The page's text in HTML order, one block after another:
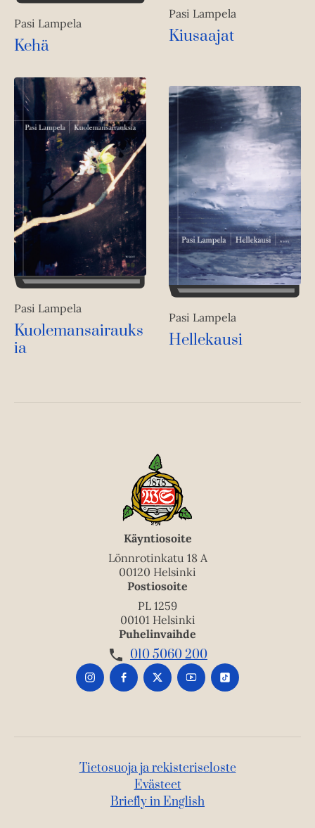
Pasi Lampela
Kehä
Pasi Lampela
Kiusaajat
Pasi Lampela
Kuolemansairauks
ia
Pasi Lampela
Hellekausi
Käyntiosoite
Lönnrotinkatu 18 A
00120 Helsinki
Postiosoite
PL 1259
00101 Helsinki
Puhelinvaihde
010 5060 200
Tietosuoja ja rekisteriseloste
Evästeet
Briefly in English